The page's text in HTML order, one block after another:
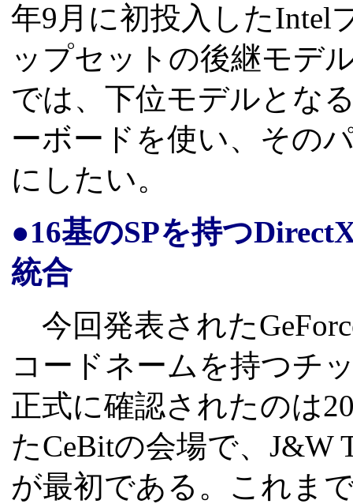
年9月に初投入したIntel
ップセットの後継モデ
では、下位モデルとな
ーボードを使い、その
にしたい。
●16基のSPを持つ
統合
今回発表された
コードネームを持つチ
正式に確認されたのは
たCeBitの会場で、J&W
が最初である。これま